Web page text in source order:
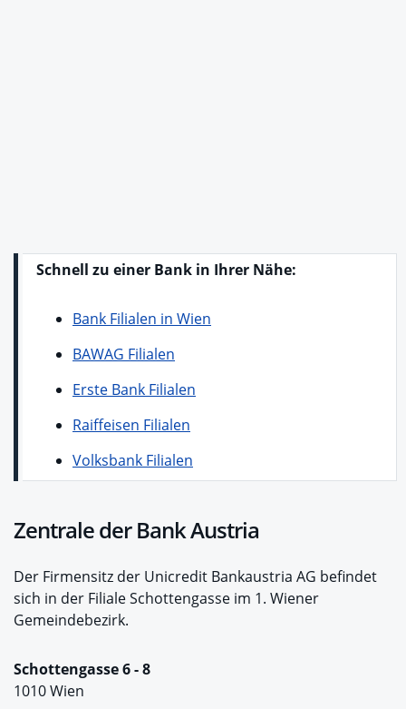
Schnell zu einer Bank in Ihrer Nähe:
Bank Filialen in Wien
BAWAG Filialen
Erste Bank Filialen
Raiffeisen Filialen
Volksbank Filialen
Zentrale der Bank Austria
Der Firmensitz der Unicredit Bankaustria AG befindet
sich in der Filiale Schottengasse im 1. Wiener
Gemeindebezirk.
Schottengasse 6 - 8
1010 Wien